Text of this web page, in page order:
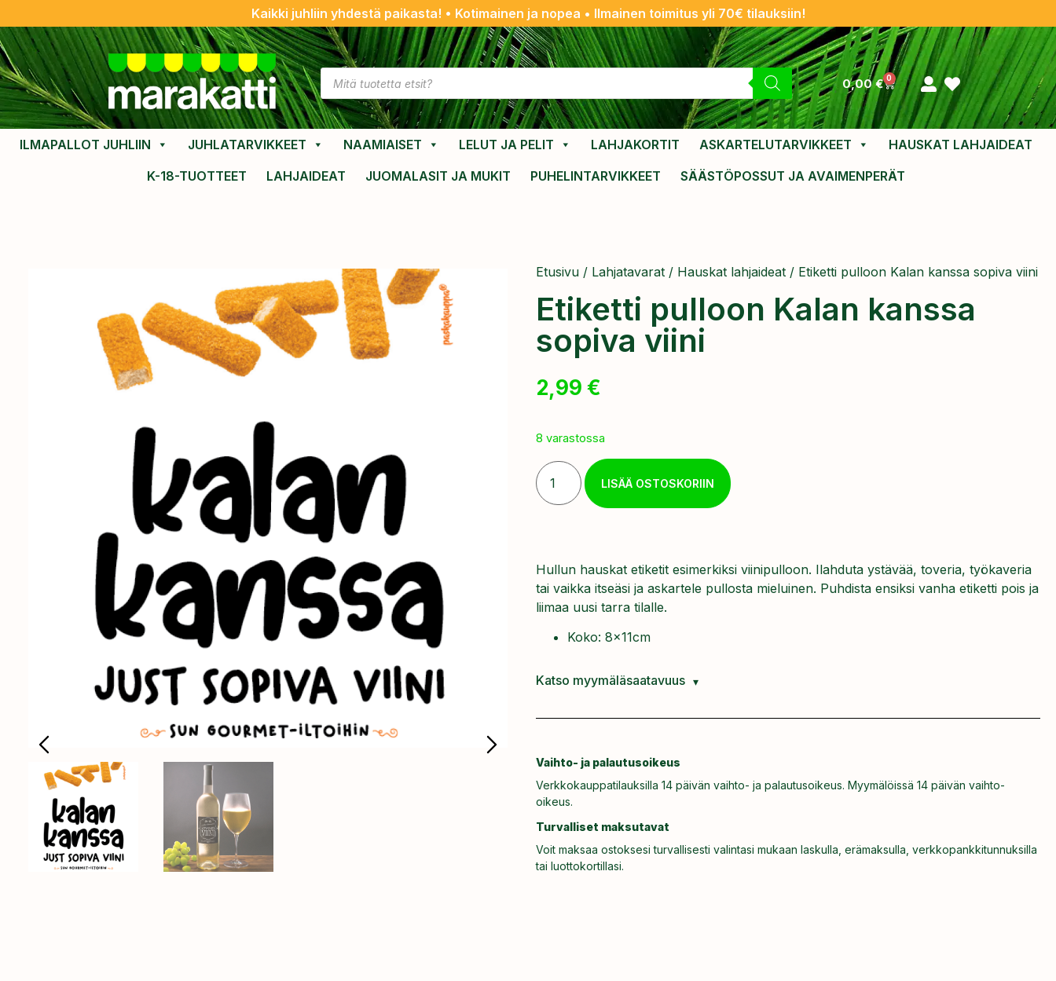
Kaikki juhliin yhdestä paikasta! • Kotimainen ja nopea • Ilmainen toimitus yli 70€ tilauksiin!
0,00€ 0
ILMAPALLOT JUHLIIN JUHLATARVIKKEET NAAMIAISET LELUT JA PELIT LAHJAKORTIT ASKARTELUTARVIKKEET
HAUSKAT LAHJAIDEAT
K-18-TUOTTEET
LAHJAIDEAT JUOMALASIT JA MUKIT PUHELINTARVIKKEET SÄÄSTÖPOSSUT JA AVAIMENPERÄT
Etusivu / Lahjatavarat / Hauskat lahjaideat / Etiketti pulloon Kalan kanssa sopiva viini
Etiketti pulloon Kalan kanssa
sopiva viini
2,99 €
8 varastossa
LISÄÄ OSTOSKORIIN
Hullun hauskat etiketit esimerkiksi viinipulloon. Ilahduta ystävää, toveria, työkaveria
tai vaikka itseäsi ja askartele pullosta mieluinen. Puhdista ensiksi vanha etiketti pois ja
liimaa uusi tarra tilalle.
Koko: 8x11cm
Katso myymäläsaatavuus
Vaihto- ja palautusoikeus
Verkkokauppatilauksilla 14 päivän vaihto- ja palautusoikeus. Myymälöissä 14 päivän vaihto-
oikeus.
Turvalliset maksutavat
Voit maksaa ostoksesi turvallisesti valintasi mukaan laskulla, erämaksulla, verkkopankkitunnuksilla
tai luottokortillasi.